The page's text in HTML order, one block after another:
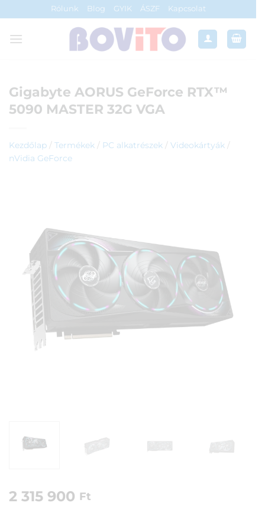
to
content
Rólunk Blog GYIK ÁSZF Kapcsolat
Gigabyte AORUS GeForce RTX™
5090 MASTER 32G VGA
Kezdőlap / Termékek / PC alkatrészek / Videokártyák /
nVidia GeForce
2 315 900 Ft